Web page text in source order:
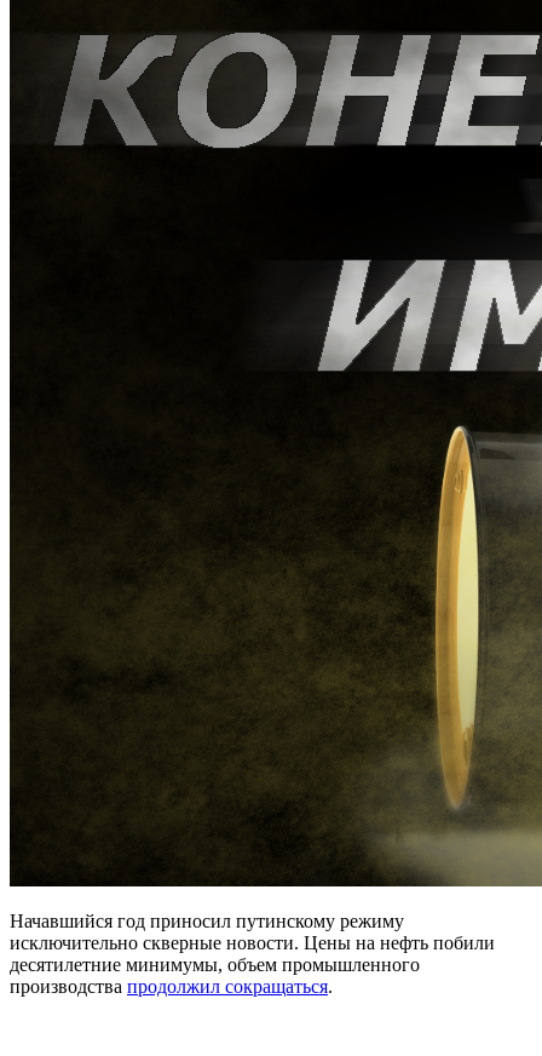
Начавшийся год приносил путинскому режиму
исключительно скверные новости. Цены на нефть побили
десятилетние минимумы, объем промышленного
производства продолжил сокращаться.